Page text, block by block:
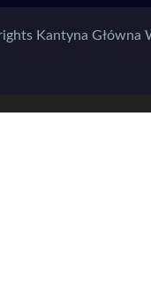
Kantyna Główna